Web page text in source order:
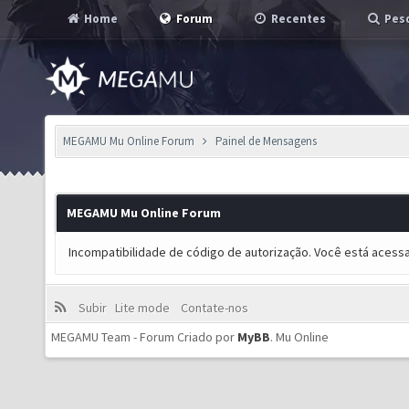
Home Forum Recentes
MEGAMU Mu Online Forum Painel de Mensagens
MEGAMU Mu Online Forum
Incompatibilidade de código de autorização. Você está
Subir Lite mode
Contate-nos
MEGAMU Team - Forum Criado por MyBB. Mu Online